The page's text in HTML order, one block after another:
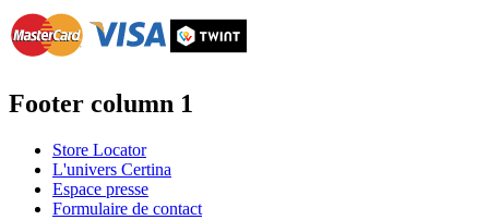
Footer column 1
Store Locator
L'univers Certina
Espace presse
Formulaire de contact